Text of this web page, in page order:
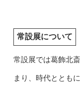
常設展について
常設展では葛飾北
まり、時代ととも